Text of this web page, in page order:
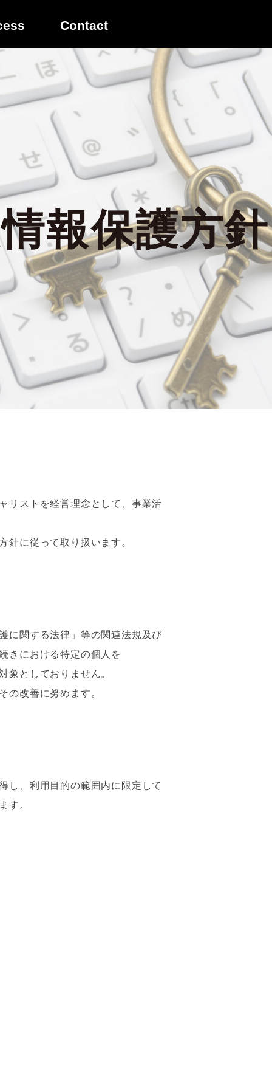
Contact
報保護方針
リストを経営理念として、事業活
針に従って取り扱います。
に関する法律」等の関連法規及び
における特定の個人を
としておりません。
の改善に努めます。
し、利用目的の範囲内に限定して
す。